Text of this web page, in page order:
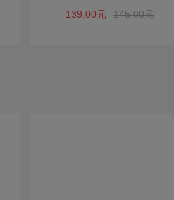
机电熨斗正品包邮
139.00元 145.00元